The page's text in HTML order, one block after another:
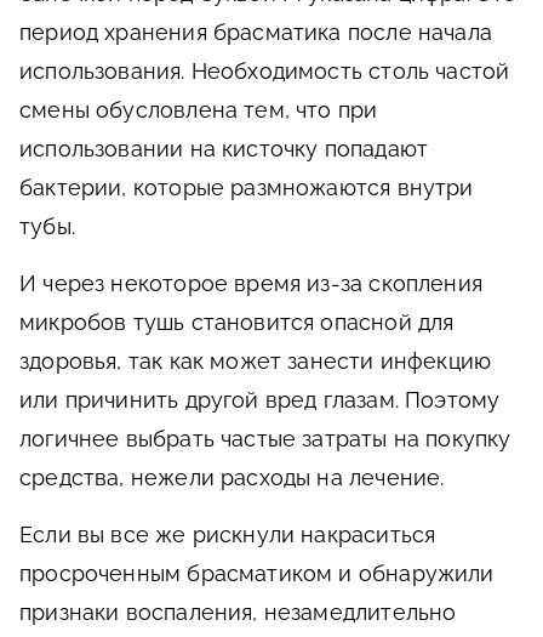
период хранения брасматика после начала
использования. Необходимость столь частой
смены обусловлена тем, что при
использовании на кисточку попадают
бактерии, которые размножаются внутри
тубы.
И через некоторое время из-за скопления
микробов тушь становится опасной для
здоровья, так как может занести инфекцию
или причинить другой вред глазам. Поэтому
логичнее выбрать частые затраты на покупку
средства, нежели расходы на лечение.
Если вы все же рискнули накраситься
просроченным брасматиком и обнаружили
признаки воспаления, незамедлительно